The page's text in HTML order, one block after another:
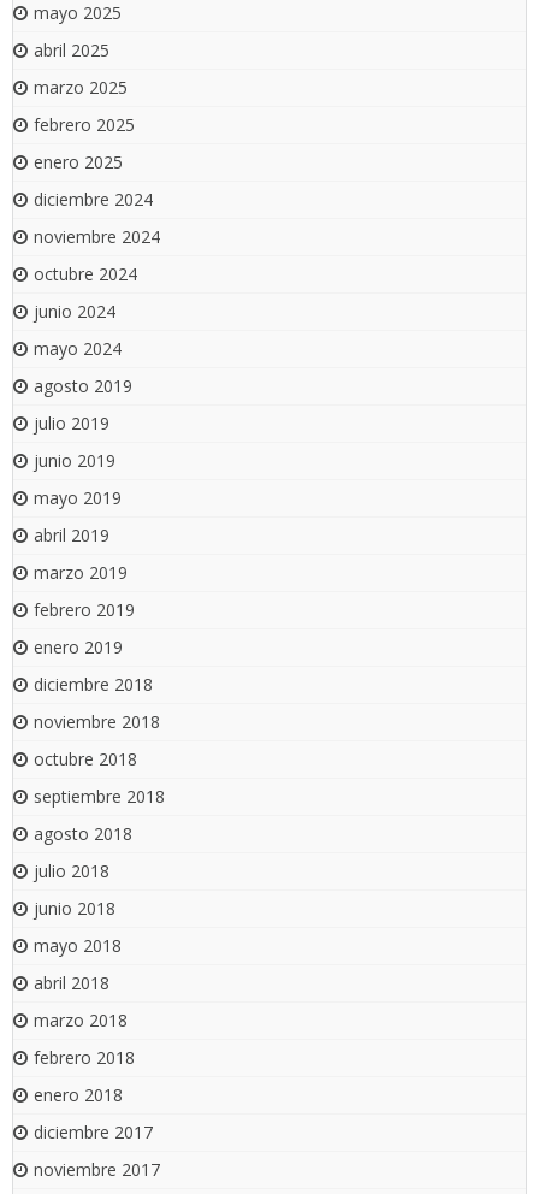
mayo 2025
abril 2025
marzo 2025
febrero 2025
enero 2025
diciembre 2024
noviembre 2024
octubre 2024
junio 2024
mayo 2024
agosto 2019
julio 2019
junio 2019
mayo 2019
abril 2019
marzo 2019
febrero 2019
enero 2019
diciembre 2018
noviembre 2018
octubre 2018
septiembre 2018
agosto 2018
julio 2018
junio 2018
mayo 2018
abril 2018
marzo 2018
febrero 2018
enero 2018
diciembre 2017
noviembre 2017